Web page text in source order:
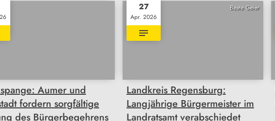
Aumer und
fordern sorgfältige
des Bürgerbegehrens
Beate Geier
27
Apr. 2026
Landkreis Regensburg:
Langjährige Bürgermeister im
Landratsamt verabschiedet